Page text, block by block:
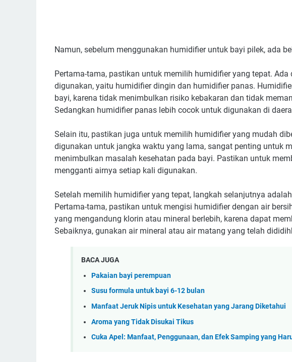
Namun, sebelum menggunakan humidifier untuk bayi pilek, ada
Pertama-tama, pastikan untuk memilih humidifier yang tepat.
digunakan, yaitu humidifier dingin dan humidifier panas.
bayi, karena tidak menimbulkan risiko kebakaran dan tidak
Sedangkan humidifier panas lebih cocok untuk digunakan di
Selain itu, pastikan juga untuk memilih humidifier yang mudah
digunakan untuk jangka waktu yang lama, sangat penting untuk
menimbulkan masalah kesehatan pada bayi. Pastikan untuk
mengganti airnya setiap kali digunakan.
Setelah memilih humidifier yang tepat, langkah selanjutnya
Pertama-tama, pastikan untuk mengisi humidifier dengan air
yang mengandung klorin atau mineral berlebih, karena dapat
Sebaiknya, gunakan air mineral atau air matang yang telah
BACA JUGA
Pakaian bayi perempuan
Susu formula untuk bayi 6-12 bulan
Manfaat Jeruk Nipis untuk Kesehatan yang Jarang Diketahui
Aroma yang Tidak Disukai Tikus
Cuka Apel: Manfaat, Penggunaan, dan Efek Samping yang